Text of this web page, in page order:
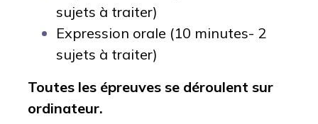
sujets à traiter)
Expression orale (10 minutes- 2
sujets à traiter)
Toutes les épreuves se déroulent sur
ordinateur.